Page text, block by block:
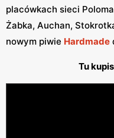
placówkach sieci
Żabka, Auchan,
nowym piwie Hardmade
Tu